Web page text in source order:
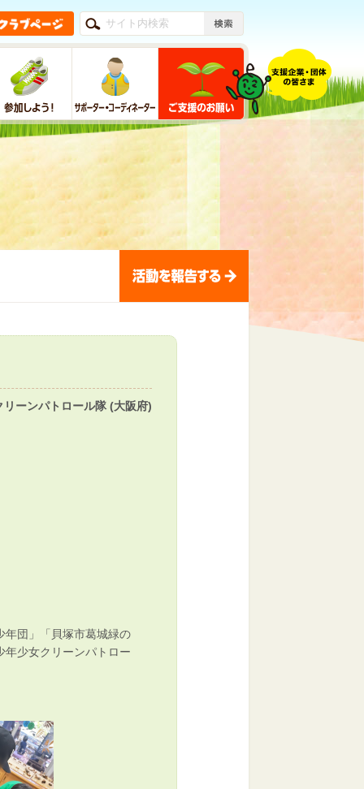
ーンパトロール隊 (大阪府)
年団」「貝塚市葛城緑の
年少女クリーンパトロー